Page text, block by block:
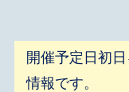
開催予定日初
情報です。